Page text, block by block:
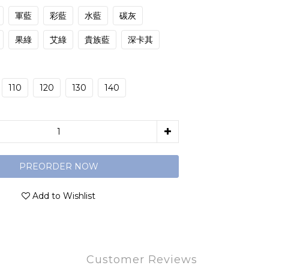
軍藍 彩藍 水藍 碳灰
果綠 艾綠 貴族藍 深卡其
110 120 130 140
PREORDER NOW
Add to Wishlist
Customer Reviews